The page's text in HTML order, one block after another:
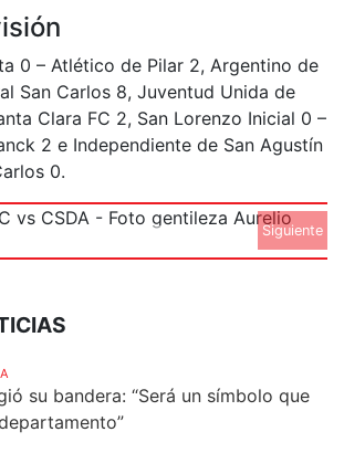
0 – Atlético de Pilar 2, Argentino de
San Carlos 8, Juventud Unida de
Clara FC 2, San Lorenzo Inicial 0 –
2 e Independiente de San Agustín
0.
Siguiente
su bandera: “Será un símbolo que